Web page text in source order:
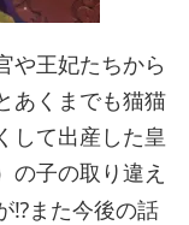
や王妃たちから
あくまでも猫猫
して出産した皇
の子の取り違え
⁉️また今後の話